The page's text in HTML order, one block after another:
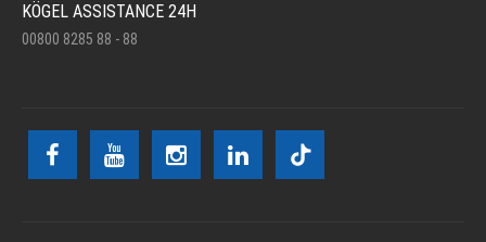
KÖGEL ASSISTANCE 24H
00800 8285 88 - 88